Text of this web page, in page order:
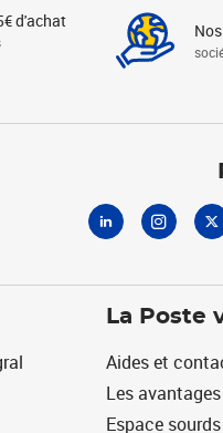
d'achat
La Poste
Aides et
Les
Espace